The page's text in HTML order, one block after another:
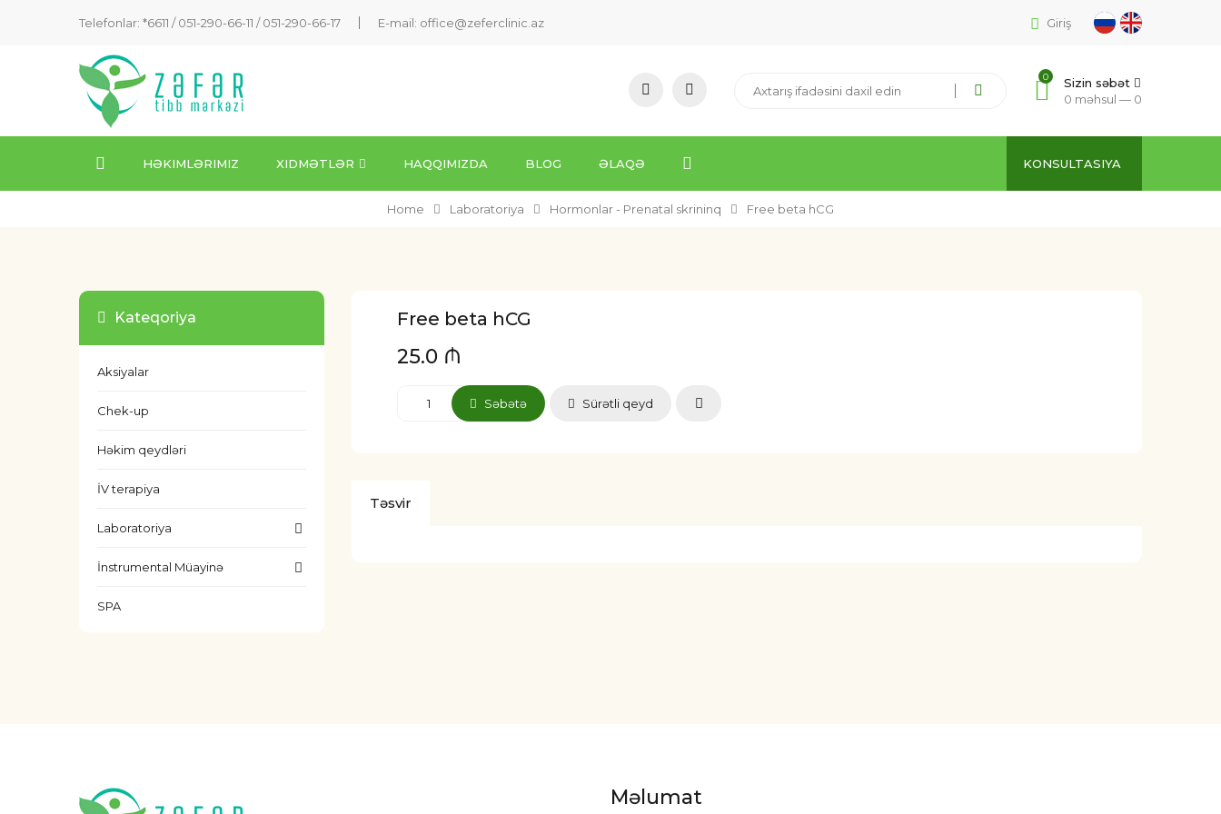
Telefonlar: *6611 /051-290-66-11 /051-290-66-17 E-mail: office@zeferclinic.az Giriş
0
Sizin səbət
0 məhsul — 0
HƏKIMLƏRIMIZ XIDMƏTLƏR HAQQIMIZDA BLOG ƏLAQƏ KONSULTASIYA
Home Laboratoriya Hormonlar - Prenatal skrininq Free beta hCG
Free beta hCG
25.0 ₼
Səbətə Sürətli qeyd
Təsvir
Kateqoriya
Aksiyalar
Chek-up
Həkim qeydləri
İV terapiya
Laboratoriya
İnstrumental Müayinə
SPA
Məlumat